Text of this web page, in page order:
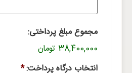
مجموع مبلغ پرداختی:
38,400,000 تومان
انتخاب درگاه پرداخت:*